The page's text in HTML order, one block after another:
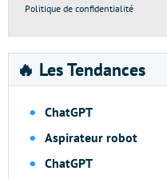
Politique de confidentialité
🔥 Les Tendances
ChatGPT
Aspirateur robot
ChatGPT